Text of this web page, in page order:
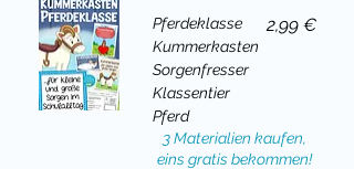
Pferdeklasse
Kummerkasten
Sorgenfresser
Klassentier
Pferd
Preis
2,99 €
3 Materialien kaufen,
eins gratis bekommen!